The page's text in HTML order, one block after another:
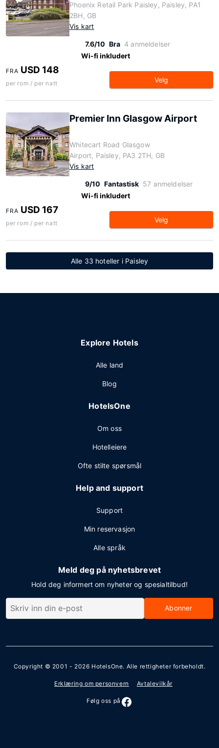
Phoenix Retail Park Paisley, Paisley, PA1
2BH, GB
Vis kart
7.6/10 Bra 4 anmeldelser
Wi-fi inkludert
FRA USD 148
per rom / per natt Velg
Premier Inn Glasgow Airport
Whitecart Road Glasgow
Airport, Paisley, PA3 2TH, GB
Vis kart
9/10 Fantastisk 57 anmeldelser
Wi-fi inkludert
FRA USD 167
per rom / per natt Velg
Alle 33 hoteller i Paisley
Explore Hotels
Alle land
Blog
HotelsOne
Om oss
Hotelleiere
Ofte stilte spørsmål
Help and support
Support
Min reservasjon
Alle språk
Meld deg på nyhetsbrevet
Hold deg informert om nyheter og spesialtilbud!
Abonner
Copyright © 2001 - 2026 HotelsOne. Alle rettigheter forbeholdt.
Erklæring om personvern Avtalevilkår
Følg oss på